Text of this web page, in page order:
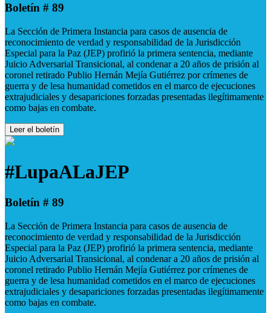
Boletín # 89
La Sección de Primera Instancia para casos de ausencia de
reconocimiento de verdad y responsabilidad de la Jurisdicción
Especial para la Paz (JEP) profirió la primera sentencia, mediante
Juicio Adversarial Transicional, al condenar a 20 años de prisión al
coronel retirado Publio Hernán Mejía Gutiérrez por crímenes de
guerra y de lesa humanidad cometidos en el marco de ejecuciones
extrajudiciales y desapariciones forzadas presentadas ilegítimamente
como bajas en combate.
Leer el boletín
#LupaALaJEP
Boletín # 89
La Sección de Primera Instancia para casos de ausencia de
reconocimiento de verdad y responsabilidad de la Jurisdicción
Especial para la Paz (JEP) profirió la primera sentencia, mediante
Juicio Adversarial Transicional, al condenar a 20 años de prisión al
coronel retirado Publio Hernán Mejía Gutiérrez por crímenes de
guerra y de lesa humanidad cometidos en el marco de ejecuciones
extrajudiciales y desapariciones forzadas presentadas ilegítimamente
como bajas en combate.